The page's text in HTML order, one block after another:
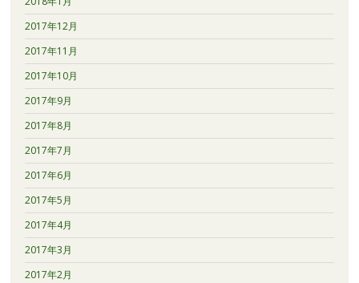
2017年12月
2017年11月
2017年10月
2017年9月
2017年8月
2017年7月
2017年6月
2017年5月
2017年4月
2017年3月
2017年2月